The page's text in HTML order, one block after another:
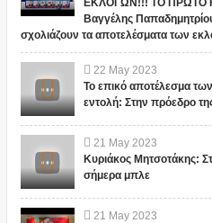
ΕΚΛΟΓΩΝ!!! ΤΟ ΠΡΩΤΟ
Βαγγέλης
σχολιάζουν τα αποτελέσματα των
22 May 2023
Το επικό αποτέλεσμα
εντολή: Στην πρόεδρο
21 May 2023
Κυριάκος Μητσοτάκης:
σήμερα μπλε
21 May 2023